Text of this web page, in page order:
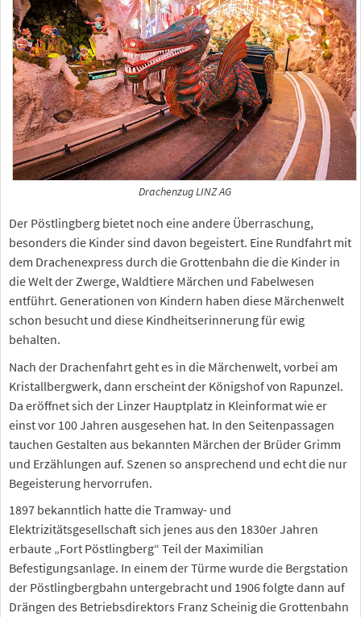
Drachenzug LINZ AG
Der Pöstlingberg bietet noch eine andere Überraschung,
besonders die Kinder sind davon begeistert. Eine Rundfahrt mit
dem Drachenexpress durch die Grottenbahn die die Kinder in
die Welt der Zwerge, Waldtiere Märchen und Fabelwesen
entführt. Generationen von Kindern haben diese Märchenwelt
schon besucht und diese Kindheitserinnerung für ewig
behalten.
Nach der Drachenfahrt geht es in die Märchenwelt, vorbei am
Kristallbergwerk, dann erscheint der Königshof von Rapunzel.
Da eröffnet sich der Linzer Hauptplatz in Kleinformat wie er
einst vor 100 Jahren ausgesehen hat. In den Seitenpassagen
tauchen Gestalten aus bekannten Märchen der Brüder Grimm
und Erzählungen auf. Szenen so ansprechend und echt die nur
Begeisterung hervorrufen.
1897 bekanntlich hatte die Tramway- und
Elektrizitätsgesellschaft sich jenes aus den 1830er Jahren
erbaute „Fort Pöstlingberg“ Teil der Maximilian
Befestigungsanlage. In einem der Türme wurde die Bergstation
der Pöstlingbergbahn untergebracht und 1906 folgte dann auf
Drängen des Betriebsdirektors Franz Scheinig die Grottenbahn